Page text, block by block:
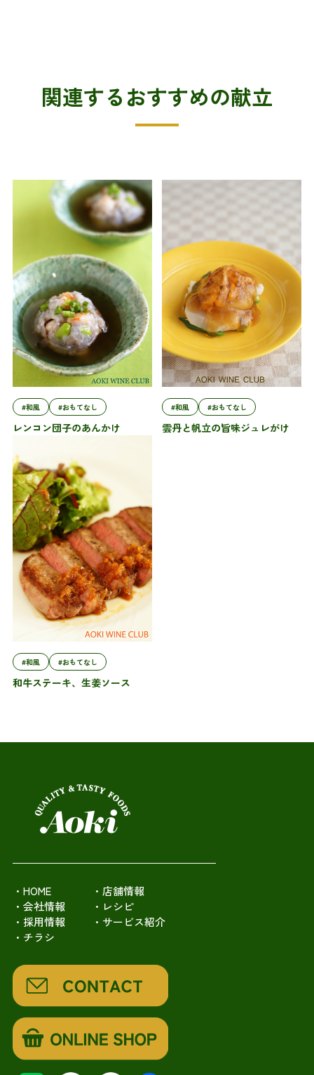
関連するおすすめの献立
#和風 #おもてなし
レンコン団子のあんかけ
#和風 #おもてなし
雲丹と帆立の旨味ジュレがけ
#和風 #おもてなし
和牛ステーキ、生姜ソース
・HOME
・店舗情報
・会社情報
・レシピ
・採用情報
・サービス紹介
・チラシ